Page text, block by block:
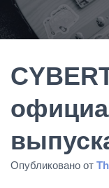
Опубликовано от